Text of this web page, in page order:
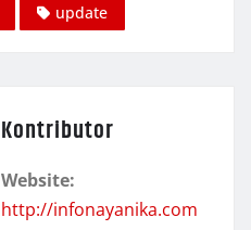
update
Kontributor
Website:
http://infonayanika.com